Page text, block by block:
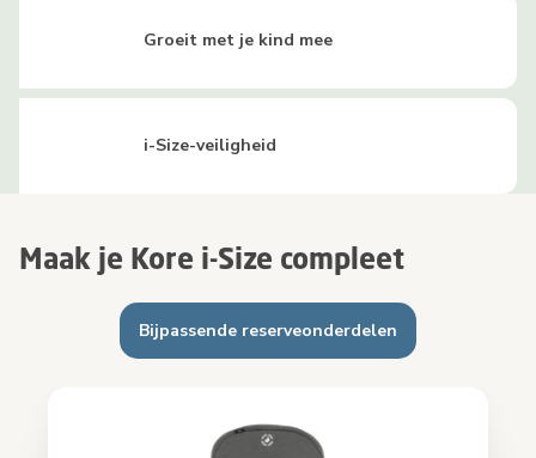
Groeit met je kind mee
i-Size-veiligheid
Maak je Kore i-Size compleet
Bijpassende reserveonderdelen